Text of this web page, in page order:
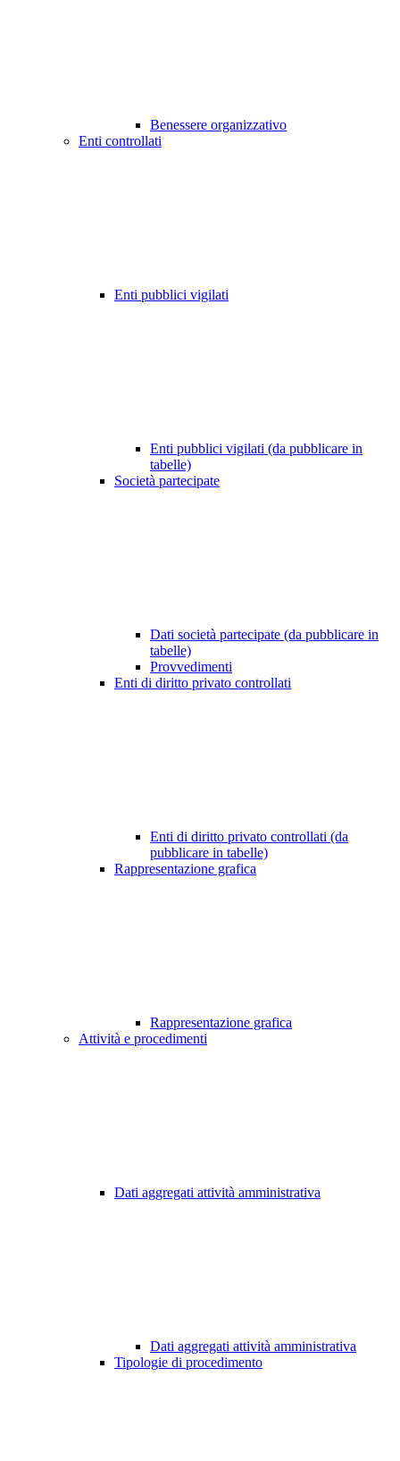
Benessere organizzativo
Enti controllati
Enti pubblici vigilati
Enti pubblici vigilati (da pubblicare in
tabelle)
Società partecipate
Dati società partecipate (da pubblicare in
tabelle)
Provvedimenti
Enti di diritto privato controllati
Enti di diritto privato controllati (da
pubblicare in tabelle)
Rappresentazione grafica
Rappresentazione grafica
Attività e procedimenti
Dati aggregati attività amministrativa
Dati aggregati attività amministrativa
Tipologie di procedimento